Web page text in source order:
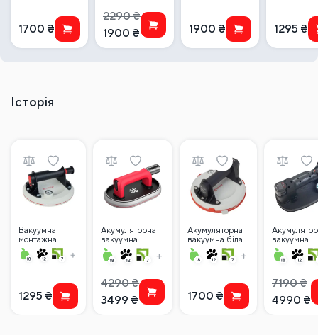
1700 ₴
в кейсі
2290₴
1900 ₴ 1900 ₴ 1295 ₴
Історія
Вакуумна
монтажна
присоска
NOVQO P611
1295 ₴
Акумуляторна
вакуумна
присоска
SHIJING 6109
дисплеєм, у
кейсі
4290₴
3499 ₴
Акумуляторна
вакуумна біла
присоска
NOVQO
1700 ₴
вакуумна
присоска
NOVQO X-
7190₴
4990 ₴